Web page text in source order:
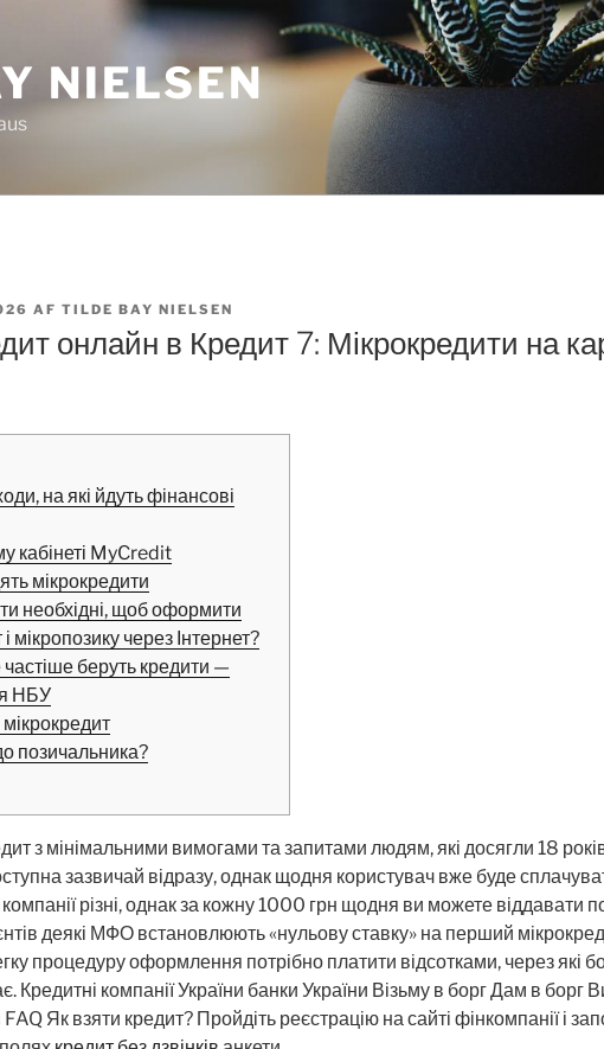
NIELSEN
AF TILDE BAY NIELSEN
онлайн в Кредит 7: Мікрокредити на
на які йдуть фінансові
кабінеті MyCredit
мікрокредити
необхідні, щоб оформити
мікропозику через Інтернет?
частіше беруть кредити —
НБУ
позичальника?
з мінімальними вимогами та запитами людям, які досягли 18
зазвичай відразу, однак щодня користувач вже буде
різні, однак за кожну 1000 грн щодня ви можете віддавати
деякі МФО встановлюють «нульову ставку» на перший
процедуру оформлення потрібно платити відсотками, через які
Кредитні компанії України банки України Візьму в борг Дам в борг
Як взяти кредит? Пройдіть реєстрацію на сайті фінкомпанії і